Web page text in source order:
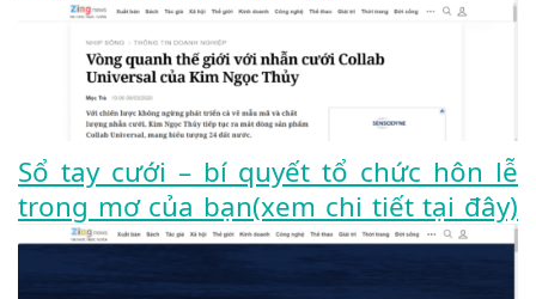
Sổ tay cưới – bí quyết tổ chức hôn lễ
trong mơ của bạn(xem chi tiết tại đây)